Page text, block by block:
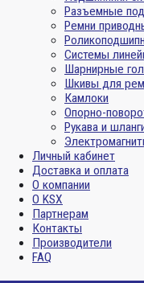
Разъемные
Ремни
Системы
Шарнирные
Шкивы для
Камлоки
Опорно-
Рукава и
Личный кабинет
Доставка и оплата
О компании
О KSX
Партнерам
Контакты
Производители
FAQ